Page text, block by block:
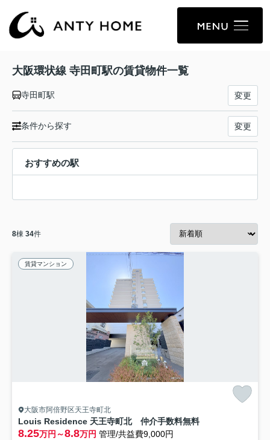
大阪環状線 寺田町駅の賃貸物件一覧
寺田町駅 変更
条件から探す 変更
おすすめの駅
8棟 34件
賃貸マンション
大阪市阿倍野区天王寺町北
Louis Residence 天王寺町北 仲介手数料無料
8.25万円～8.8万円 管理/共益費9,000円